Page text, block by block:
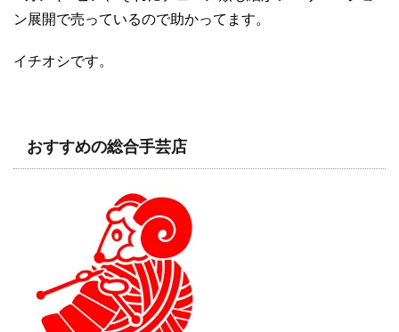
ン展開で売っているので助かってます。
イチオシです。
おすすめの総合手芸店